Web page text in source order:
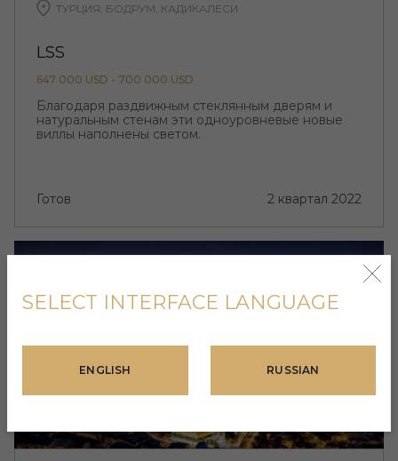
ТУРЦИЯ, БОДРУМ, КАДИКАЛЕСИ
LSS
647 000 USD - 700 000 USD
Благодаря раздвижным стеклянным дверям и
натуральным стенам эти одноуровневые новые
виллы наполнены светом.
Готов 2 квартал 2022
SELECT INTERFACE LANGUAGE
ENGLISH RUSSIAN